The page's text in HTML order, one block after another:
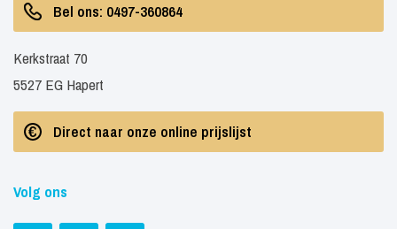
Bel ons: 0497-360864
Kerkstraat 70
5527 EG Hapert
Direct naar onze online prijslijst
Volg ons